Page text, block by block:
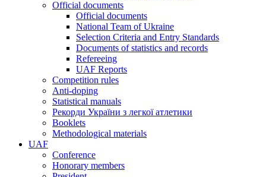
Official documents
Official documents
National Team of Ukraine
Selection Criteria and Entry Standards
Documents of statistics and records
Refereeing
UAF Reports
Competition rules
Anti-doping
Statistical manuals
Рекорди України з легкої атлетики
Booklets
Methodological materials
UAF
Conference
Honorary members